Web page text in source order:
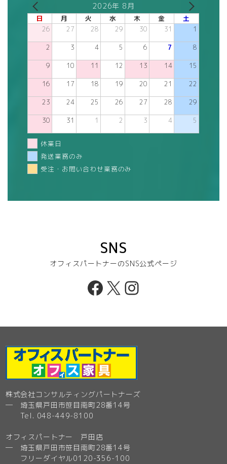
2026年 8月
日 月 火 水 木 金 土
26 27 28 29 30 31 1
2 3 4 5 6 7 8
9 10 11 12 13 14 15
16 17 18 19 20 21 22
23 24 25 26 27 28 29
30 31 1 2 3 4 5
休業日
発送業務のみ
受注・お問い合わせ業務のみ
SNS
オフィスパートナーのSNS公式ページ
Facebook
X Instagram
株式会社コンサルティングパートナーズ
─ 埼玉県戸田市笹目南町28番14号
Tel. 048-449-8100
オフィスパートナー 戸田店
─ 埼玉県戸田市笹目南町28番14号
フリーダイヤル0120-356-100